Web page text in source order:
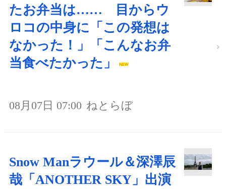
たお弁当は…… 目からウ
ロコの中身に「この発想は
なかった！」「こんなお弁
当食べたかった」
08月07日 07:00 ねとらぼ
Snow Manラウール＆深澤辰
哉「ANOTHER SKY」出演